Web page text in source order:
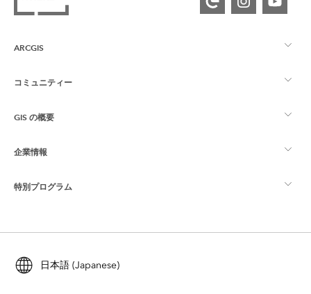
ARCGIS
ArcGIS の概要
マッピング
コミュニティー
Esri Community
ArcGIS ブログ
Esri Young Professionals Network
GIS の概要
GIS とは
ロケーション インテリジェンス
トレーニング
ArcUser
企業情報
Esri について
採用情報
特別プログラム
ArcGIS for Student Use
日本語 (Japanese)